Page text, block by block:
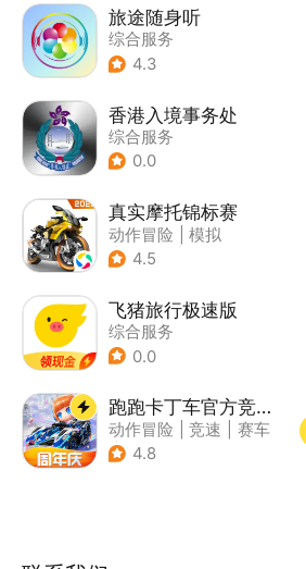
旅途随身听
综合服务
4.3
香港入境事务处
综合服务
0.0
真实摩托锦标赛
动作冒险
模拟
| 摩托车
4.5
飞猪旅行极速版
综合服务
0.0
跑跑卡丁车官方竞速版
动作冒险 竞速
赛车
| 跑跑卡丁车
4.8